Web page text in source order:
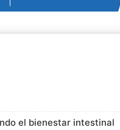
el bienestar intestinal